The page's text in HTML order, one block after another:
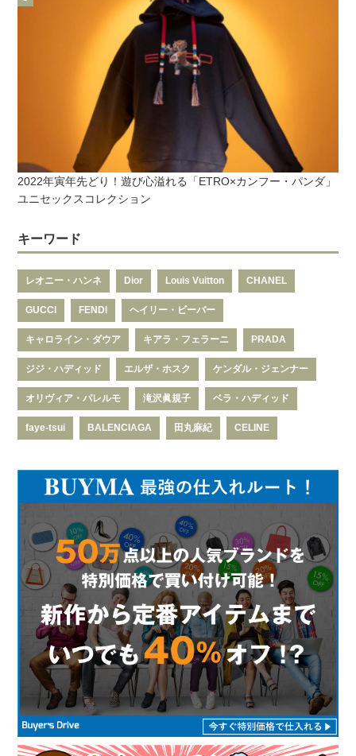
2022年寅年先どり！遊び心溢れる「ETRO×カンフー・パンダ」
ユニセックスコレクション
キーワード
レオニー・ハンネ Dior Louis Vuitton CHANEL
GUCCI FENDI ヘイリー・ビーバー
キャロライン・ダウア キアラ・フェラーニ PRADA
ジジ・ハディッド エルザ・ホスク ケンダル・ジェンナー
オリヴィア・パレルモ 滝沢眞規子 ベラ・ハディッド
faye-tsui BALENCIAGA 田丸麻紀 CELINE